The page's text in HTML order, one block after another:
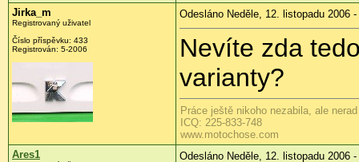
Jirka_m
Registrovaný uživatel
Číslo příspěvku: 433
Registrován: 5-2006
Odesláno Neděle, 12. listopadu 2006 -
Nevíte zda
varianty?
Práce ještě nikoho nezabila, ale
ICQ: 225-833-748
www.motochose.com
Ares1
Odesláno Neděle, 12. listopadu 2006 -